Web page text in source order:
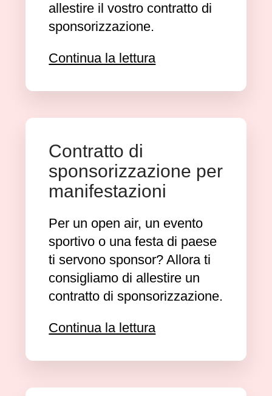
allestire il vostro contratto di
sponsorizzazione.
Continua la lettura
Contratto di
sponsorizzazione per
manifestazioni
Per un open air, un evento
sportivo o una festa di paese
ti servono sponsor? Allora ti
consigliamo di allestire un
contratto di sponsorizzazione.
Continua la lettura